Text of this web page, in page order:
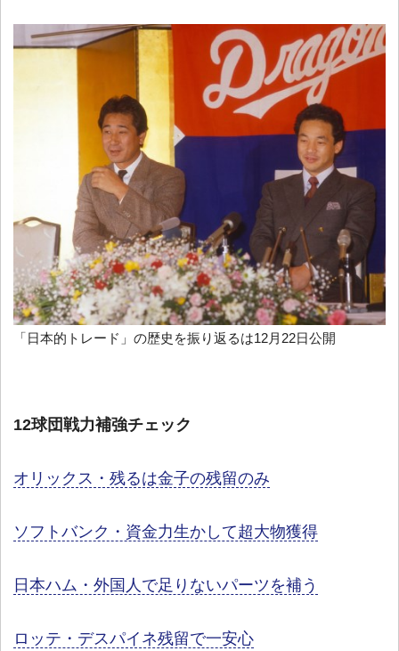
「日本的トレード」の歴史を振り返るは12月22日公開
12球団戦力補強チェック
オリックス・残るは金子の残留のみ
ソフトバンク・資金力生かして超大物獲得
日本ハム・外国人で足りないパーツを補う
ロッテ・デスパイネ残留で一安心